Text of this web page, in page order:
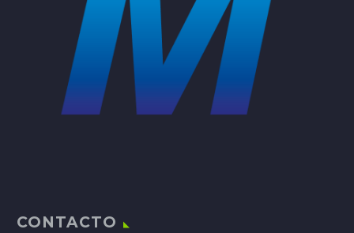
CONTACTO